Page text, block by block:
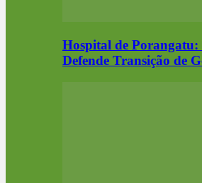
Hospital de
Defende Transição de